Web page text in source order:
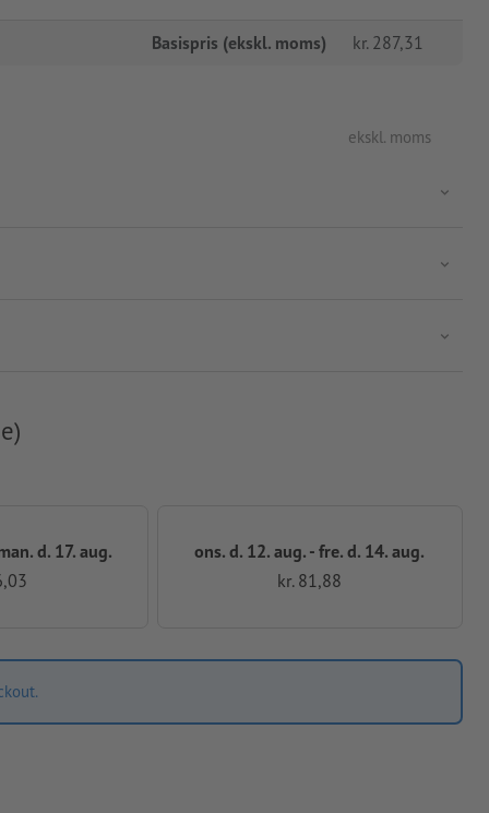
Basispris (ekskl. moms) kr. 287,31
ekskl. moms
d. 17. aug.
ons. d. 12. aug. - fre. d. 14. aug.
kr. 81,88